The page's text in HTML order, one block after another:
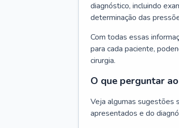
diagnóstico, incluindo
determinação das
Com todas essas
para cada paciente,
cirurgia.
O que perguntar
Veja algumas sugestões
apresentados e do